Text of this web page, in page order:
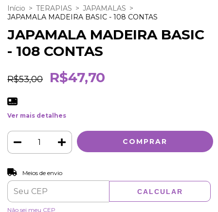
Início > TERAPIAS > JAPAMALAS >
JAPAMALA MADEIRA BASIC - 108 CONTAS
JAPAMALA MADEIRA BASIC
- 108 CONTAS
R$53,00 R$47,70
Ver mais detalhes
Entregas para o CEP:
Meios de envio
CALCULAR
Não sei meu CEP